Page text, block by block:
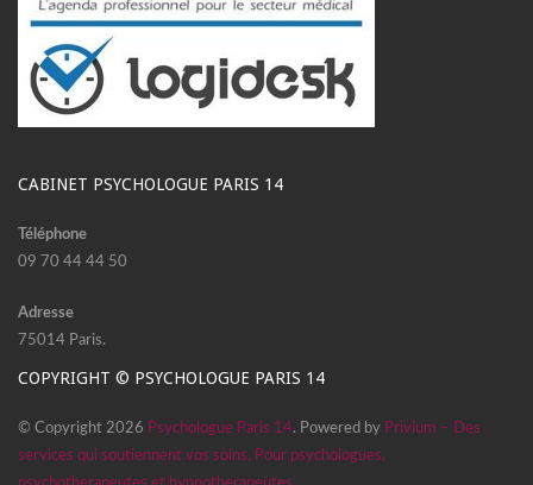
CABINET PSYCHOLOGUE PARIS 14
Téléphone
09 70 44 44 50
Adresse
75014 Paris.
COPYRIGHT © PSYCHOLOGUE PARIS 14
© Copyright 2026 Psychologue Paris 14. Powered by Privium – Des
services qui soutiennent vos soins. Pour psychologues,